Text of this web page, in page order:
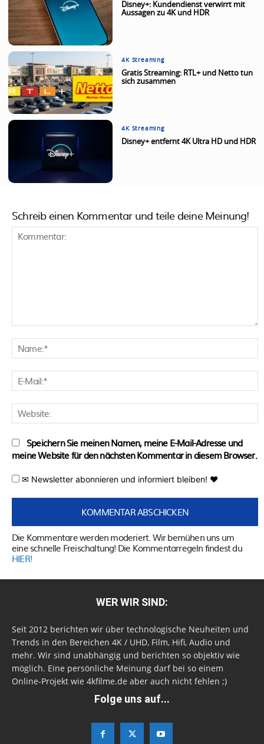
Disney+: Kundendienst verwirrt mit
Aussagen zu 4K und HDR
4K Streaming
Gratis Streaming: RTL+ und Netto tun
sich zusammen
4K Streaming
Disney+ entfernt 4K Ultra HD und HDR
Schreib einen Kommentar und teile deine Meinung!
Speichern Sie meinen Namen, meine E-Mail-Adresse und
meine Website für den nächsten Kommentar in diesem Browser.
✉ Newsletter abonnieren und informiert bleiben! ♥
Die Kommentare werden moderiert. Wir bemühen uns um
eine schnelle Freischaltung! Die Kommentarregeln findest du
HIER!
WER WIR SIND:
Seit 2012 berichten wir über technologische Neuheiten und
Trends in den Bereichen 4K / UHD, Film, Hifi, Audio und
mehr. Wir sind unabhängig und berichten so objektiv wie
möglich. Eine persönliche Meinung darf bei so einem
Online-Projekt wie 4kfilme.de aber auch nicht fehlen ;)
Folge uns auf...